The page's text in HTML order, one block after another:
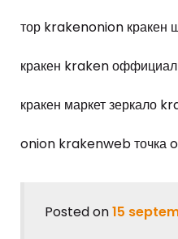
тор krakenonion кракен
кракен kraken
кракен маркет зеркало
onion krakenweb точка
Posted on15